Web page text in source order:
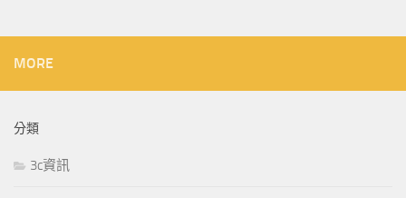
MORE
分類
3c資訊